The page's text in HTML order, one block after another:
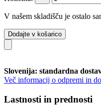
V našem skladišču je ostalo
Dodajte v košarico
Slovenija: standardna
Več informacij o odpremi in
Lastnosti in prednosti